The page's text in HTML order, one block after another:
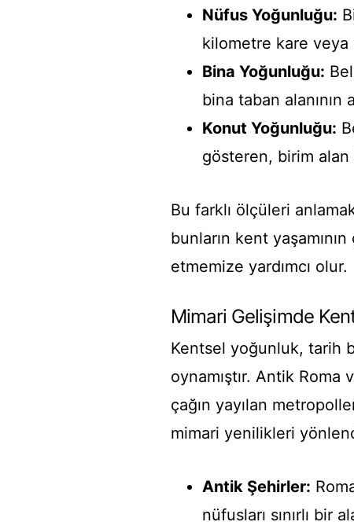
Nüfus Yoğunluğu:
kilometre kare veya
Bina Yoğunluğu:
bina taban alanının
Konut Yoğunluğu:
gösteren, birim alan
Bu farklı ölçüleri
bunların kent
etmemize yardımcı olur.
Mimari Gelişimde
Kentsel yoğunluk, tarih
oynamıştır. Antik Roma
çağın yayılan
mimari yenilikleri
Antik Şehirler:
nüfusları sınırlı bir